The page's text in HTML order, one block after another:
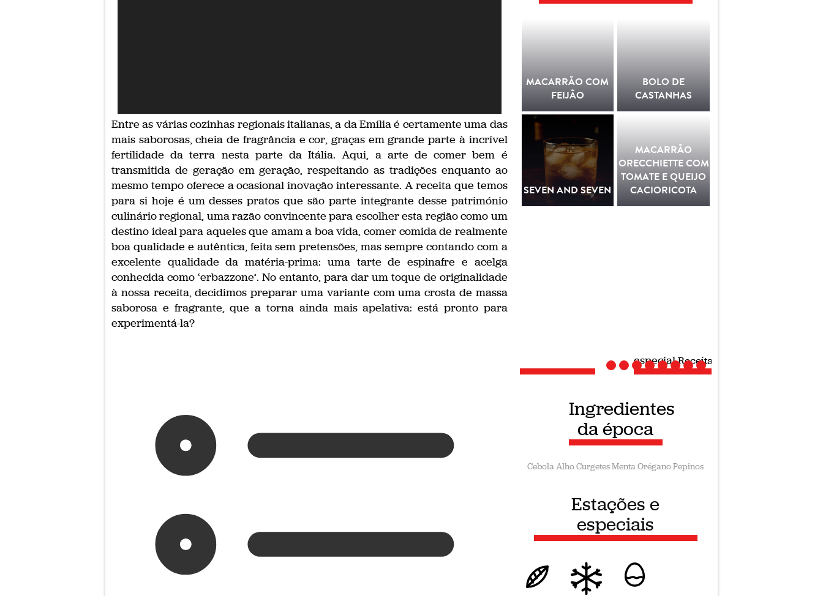
Entre as várias cozinhas regionais italianas, a da Emília é certamente uma das
mais saborosas, cheia de fragrância e cor, graças em grande parte à incrível
fertilidade da terra nesta parte da Itália. Aqui, a arte de comer bem é
transmitida de geração em geração, respeitando as tradições enquanto ao
mesmo tempo oferece a ocasional inovação interessante. A receita que temos
para si hoje é um desses pratos que são parte integrante desse património
culinário regional, uma razão convincente para escolher esta região como um
destino ideal para aqueles que amam a boa vida, comer comida de realmente
boa qualidade e autêntica, feita sem pretensões, mas sempre contando com a
excelente qualidade da matéria-prima: uma tarte de espinafre e acelga
conhecida como ‘erbazzone’. No entanto, para dar um toque de originalidade
à nossa receita, decidimos preparar uma variante com uma crosta de massa
saborosa e fragrante, que a torna ainda mais apelativa: está pronto para
experimentá-la?
MACARRÃO COM
FEIJÃO
BOLO DE
CASTANHAS
SEVEN AND SEVEN
MACARRÃO
ORECCHIETTE COM
TOMATE E QUEIJO
CACIORICOTA
Receitas veganas
Ingredientes
da época
CebolaAlhoCurgetesMentaOréganoPepinos
Estações e
especiais